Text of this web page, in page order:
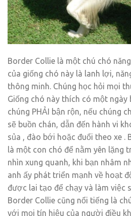
Border Collie là một chú chó
của giống chó này là lanh lợi,
thông minh. Chúng học hỏi mọi
Giống chó này thích có một ngày
chúng PHẢI bận rộn, nếu chúng
sẽ buồn chán, dẫn đến hành vi
sủa , đào bới hoặc đuổi theo xe .
là một con chó để nằm yên lặng
nhìn xung quanh, khi bạn nhâm
anh ấy phát triển mạnh về hoạt
được lai tạo để chạy và làm việc
Border Collie cũng nổi tiếng là
với mọi tín hiệu của người điều